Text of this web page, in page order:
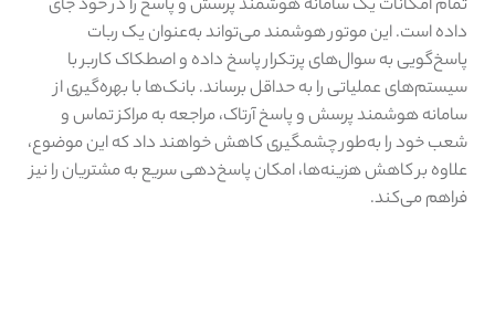
تمام امکانات یک سامانه هوشمند پرسش و پاسخ را در خود جای
داده است. این موتور هوشمند می‌تواند به‌عنوان یک ربات
پاسخ‌گویی به سوال‌های پرتکرار پاسخ داده و اصطکاک کاربر با
سیستم‌های عملیاتی را به حداقل برساند. بانک‌ها با بهره‌گیری از
سامانه هوشمند پرسش و پاسخ آرتاک، مراجعه به مراکز تماس و
شعب خود را به‌طور چشمگیری کاهش خواهند داد که این موضوع،
علاوه بر کاهش هزینه‌ها، امکان پاسخ‌دهی سریع به مشتریان را نیز
فراهم می‌کند.